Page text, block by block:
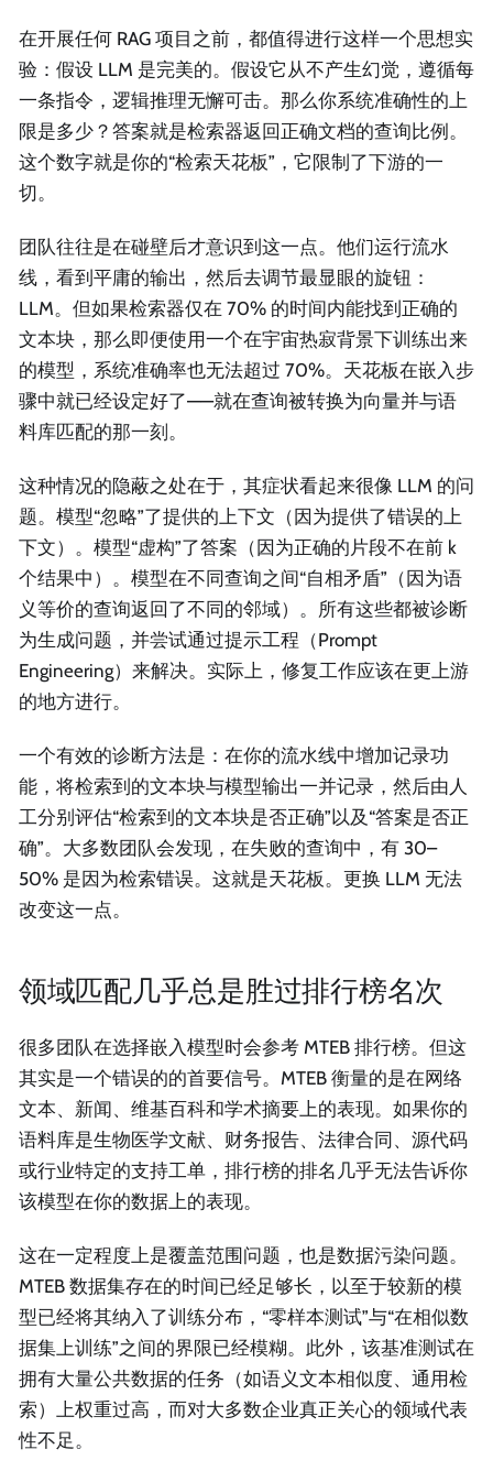
在开展任何 RAG 项目之前，都值得进行这样一个思想实
验：假设 LLM 是完美的。假设它从不产生幻觉，遵循每
一条指令，逻辑推理无懈可击。那么你系统准确性的上
限是多少？答案就是检索器返回正确文档的查询比例。
这个数字就是你的“检索天花板”，它限制了下游的一
切。
团队往往是在碰壁后才意识到这一点。他们运行流水
线，看到平庸的输出，然后去调节最显眼的旋钮：
LLM。但如果检索器仅在 70% 的时间内能找到正确的
文本块，那么即便使用一个在宇宙热寂背景下训练出来
的模型，系统准确率也无法超过 70%。天花板在嵌入步
骤中就已经设定好了——就在查询被转换为向量并与语
料库匹配的那一刻。
这种情况的隐蔽之处在于，其症状看起来很像 LLM 的问
题。模型“忽略”了提供的上下文（因为提供了错误的上
下文）。模型“虚构”了答案（因为正确的片段不在前 k
个结果中）。模型在不同查询之间“自相矛盾”（因为语
义等价的查询返回了不同的邻域）。所有这些都被诊断
为生成问题，并尝试通过提示工程（Prompt
Engineering）来解决。实际上，修复工作应该在更上游
的地方进行。
一个有效的诊断方法是：在你的流水线中增加记录功
能，将检索到的文本块与模型输出一并记录，然后由人
工分别评估“检索到的文本块是否正确”以及“答案是否正
确”。大多数团队会发现，在失败的查询中，有 30–
50% 是因为检索错误。这就是天花板。更换 LLM 无法
改变这一点。
领域匹配几乎总是胜过排行榜名次
很多团队在选择嵌入模型时会参考 MTEB 排行榜。但这
其实是一个错误的的首要信号。MTEB 衡量的是在网络
文本、新闻、维基百科和学术摘要上的表现。如果你的
语料库是生物医学文献、财务报告、法律合同、源代码
或行业特定的支持工单，排行榜的排名几乎无法告诉你
该模型在你的数据上的表现。
这在一定程度上是覆盖范围问题，也是数据污染问题。
MTEB 数据集存在的时间已经足够长，以至于较新的模
型已经将其纳入了训练分布，“零样本测试”与“在相似数
据集上训练”之间的界限已经模糊。此外，该基准测试在
拥有大量公共数据的任务（如语义文本相似度、通用检
索）上权重过高，而对大多数企业真正关心的领域代表
性不足。